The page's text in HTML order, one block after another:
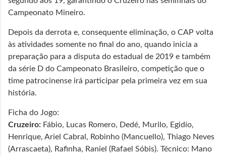
Campeonato Mineiro.
Depois da derrota e, consequente eliminação, o CAP volta
às atividades somente no final do ano, quando inicia a
preparação para a disputa do estadual de 2019 e também
da série D do Campeonato Brasileiro, competição que o
time patrocinense irá participar pela primeira vez em sua
história.
Ficha do Jogo:
Cruzeiro: Fábio, Lucas Romero, Dedé, Murilo, Egidío,
Henrique, Ariel Cabral, Robinho (Mancuello), Thiago Neves
(Arrascaeta), Rafinha, Raniel (Rafael Sóbis). Técnico: Mano